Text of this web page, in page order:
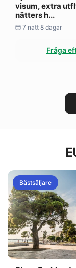
visum, extra
nätters h...
7 natt 8 dagar
Fråga
Bästsäljare